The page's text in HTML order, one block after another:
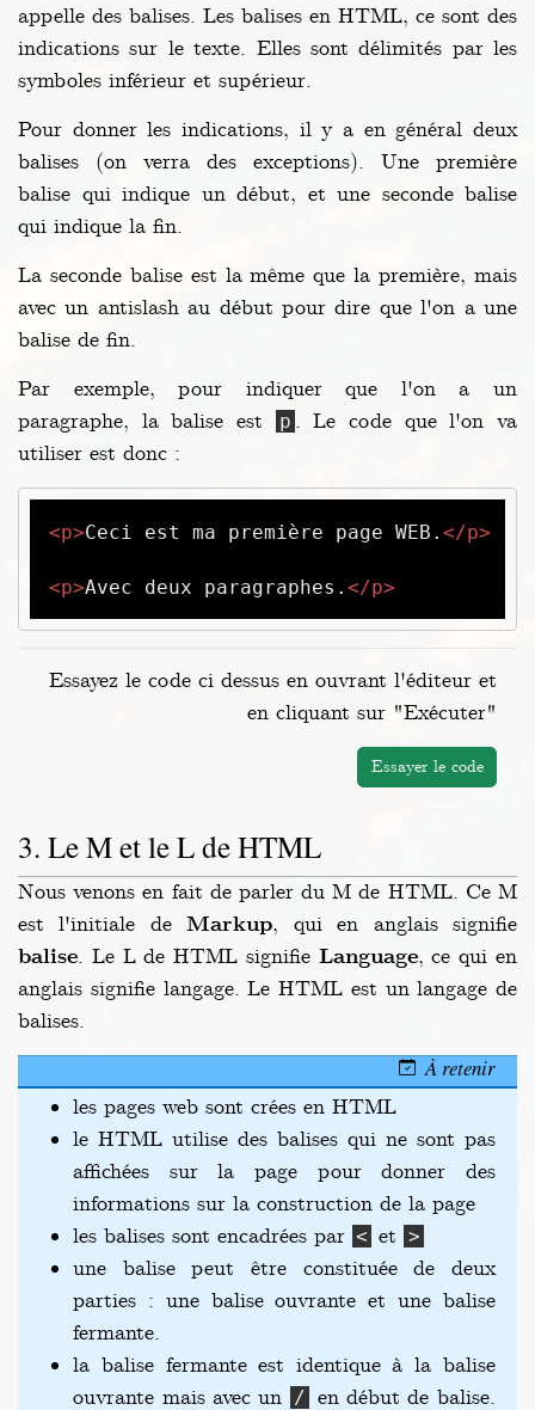
appelle des balises. Les balises en HTML, ce sont des
indications sur le texte. Elles sont délimités par les
symboles inférieur et supérieur.
Pour donner les indications, il y a en général deux
balises (on verra des exceptions). Une première
balise qui indique un début, et une seconde balise
qui indique la fin.
La seconde balise est la même que la première, mais
avec un antislash au début pour dire que l'on a une
balise de fin.
Par exemple, pour indiquer que l'on a un
paragraphe, la balise est
p . Le code que l'on va
utiliser est donc :
<p>Ceci est ma première page WEB. </p>
<p>Avec deux paragraphes. </p>
Essayez le code ci dessus en ouvrant l'éditeur et
en cliquant sur "Exécuter"
Essayer le code
Le M et le L de HTML
Nous venons en fait de parler du M de HTML. Ce M
est l'initiale deMarkup, qui en anglais signifie
balise. Le L de HTML signifie Language, ce qui en
anglais signifie langage. Le HTML est un langage de
balises.
À retenir
les pages web sont crées en HTML
le HTML utilise des balises qui ne sont pas
affichées sur la page pour donner des
informations sur la construction de la page
les balises sont encadrées par < et >
une balise peut être constituée de deux
parties : une balise ouvrante et une balise
fermante.
la balise fermante est identique à la balise
ouvrante mais avec un / en début de balise.